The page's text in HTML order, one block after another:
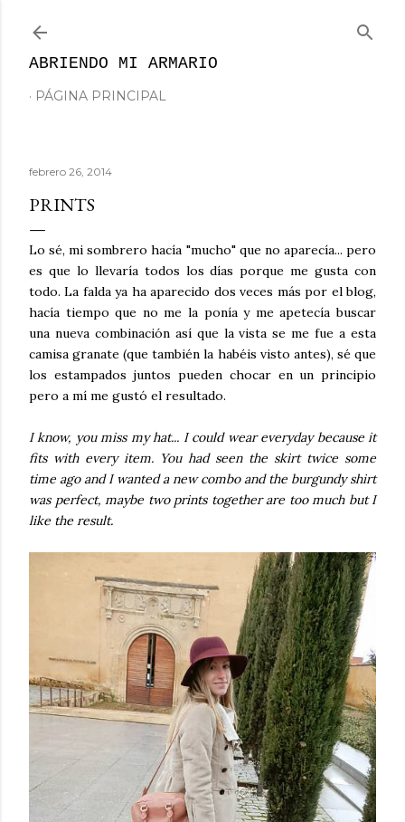
ABRIENDO MI ARMARIO
PÁGINA PRINCIPAL
febrero 26, 2014
PRINTS
Lo sé, mi sombrero hacía "mucho" que no aparecía... pero
es que lo llevaría todos los días porque me gusta con
todo. La falda ya ha aparecido dos veces más por el blog,
hacía tiempo que no me la ponía y me apetecía buscar
una nueva combinación así que la vista se me fue a esta
camisa granate (que también la habéis visto antes), sé que
los estampados juntos pueden chocar en un principio
pero a mí me gustó el resultado.
I know, you miss my hat... I could wear everyday because it
fits with every item. You had seen the skirt twice some
time ago and I wanted a new combo and the burgundy shirt
was perfect, maybe two prints together are too much but I
like the result.